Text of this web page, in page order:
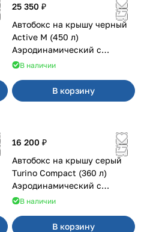
25 350 ₽
Автобокс на крышу черный
Active M (450 л)
Аэродинамический с
двусторонним открыванием
В наличии
В корзину
16 200 ₽
Автобокс на крышу серый
Turino Compact (360 л)
Аэродинамический с
двусторонним открыванием
В наличии
В корзину